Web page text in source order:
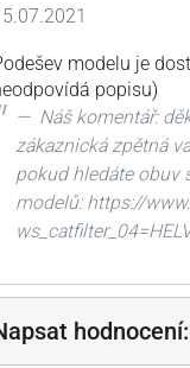
modelu je
popisu)
Náš komentář:
zákaznická zpětná
pokud hledáte obuv
modelů: https://
hodnocení: